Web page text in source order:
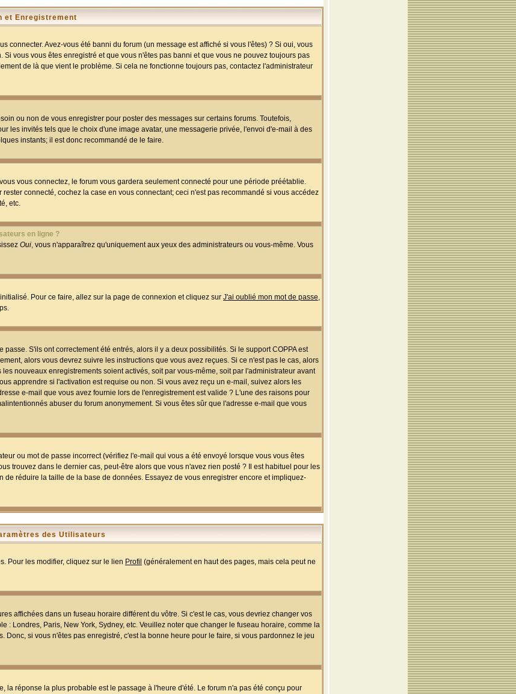
et Enregistrement
connecter. Avez-vous été banni du forum (un message est affiché si vous l'êtes) ? Si oui, vous
vous vous êtes enregistré et que vous n'êtes pas banni et que vous ne pouvez toujours pas
de là que vient le problème. Si cela ne fonctionne toujours pas, contactez l'administrateur
ou non de vous enregistrer pour poster des messages sur certains forums. Toutefois,
les invités tels que le choix d'une image avatar, une messagerie privée, l'envoi d'e-mail à des
instants; il est donc recommandé de le faire.
vous connectez, le forum vous gardera seulement connecté pour une période préétablie.
connecté, cochez la case en vous connectant; ceci n'est pas recommandé si vous accédez
etc.
en ligne ?
Oui, vous n'apparaîtrez qu'uniquement aux yeux des administrateurs ou vous-même. Vous
Pour ce faire, allez sur la page de connexion et cliquez sur J'ai oublié mon mot de passe,
S'ils ont correctement été entrés, alors il y a deux possibilités. Si le support COPPA est
alors vous devrez suivre les instructions que vous avez reçues. Si ce n'est pas le cas, alors
nouveaux enregistrements soient activés, soit par vous-même, soit par l'administrateur avant
apprendre si l'activation est requise ou non. Si vous avez reçu un e-mail, suivez alors les
e-mail que vous avez fournie lors de l'enregistrement est valide ? L'une des raisons pour
abuser du forum anonymement. Si vous êtes sûr que l'adresse e-mail que vous
ou mot de passe incorrect (vérifiez l'e-mail qui vous a été envoyé lorsque vous vous êtes
trouvez dans le dernier cas, peut-être alors que vous n'avez rien posté ? Il est habituel pour les
réduire la taille de la base de données. Essayez de vous enregistrer encore et impliquez-
des Utilisateurs
Pour les modifier, cliquez sur le lien Profil (généralement en haut des pages, mais cela peut ne
affichées dans un fuseau horaire différent du vôtre. Si c'est le cas, vous devriez changer vos
Londres, Paris, New York, Sydney, etc. Veuillez noter que changer le fuseau horaire, comme la
si vous n'êtes pas enregistré, c'est la bonne heure pour le faire, si vous pardonnez le jeu
réponse la plus probable est le passage à l'heure d'été. Le forum n'a pas été conçu pour